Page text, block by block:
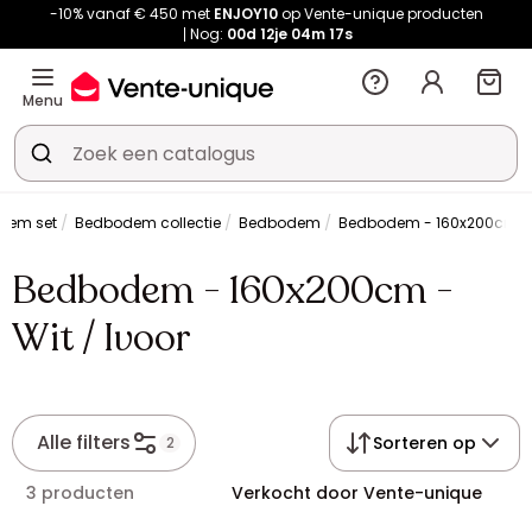
-10% vanaf € 450 met ENJOY10op Vente-unique producten
Nog: 00d 12je 04m17s
Menu
set Bedbodem collectie Bedbodem Bedbodem - 160x200cm
Bedbodem - 160x200cm -
Wit / Ivoor
Alle filters 2 Sorteren op
3 producten Verkocht door Vente-unique